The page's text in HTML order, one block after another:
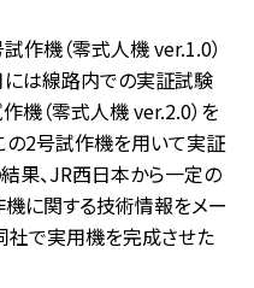
作機（零式人機 ver.1.0）
には線路内での実証試験
機（零式人機 ver.2.0）を
の2号試作機を用いて実証
果、JR西日本から一定の
機に関する技術情報をメー
社で実用機を完成させた